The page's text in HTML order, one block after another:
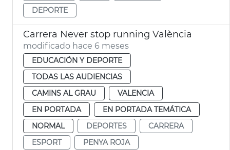
DEPORTE
Carrera Never stop running València
modificado hace 6 meses
EDUCACIÓN Y DEPORTE
TODAS LAS AUDIENCIAS
CAMINS AL GRAU
VALENCIA
EN PORTADA
EN PORTADA TEMÁTICA
NORMAL
DEPORTES
CARRERA
ESPORT
PENYA ROJA